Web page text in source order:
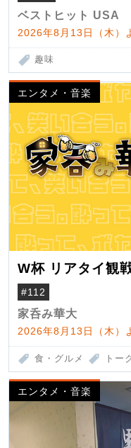
ベストヒット USA
2026年8月13日（木）
趣味
エンタメ・音楽
W杯 リアタイ観
#112
家呑み華大
2026年8月13日（木）
食・グルメ トー
エンタメ・音楽